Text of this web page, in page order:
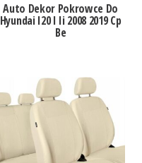
Auto Dekor Pokrowce Do
Hyundai I20 I Ii 2008 2019 Cp
Be